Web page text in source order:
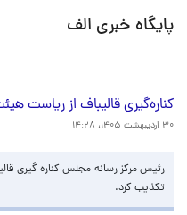
پایگاه خبری الف
کناره‌گیری قالیباف از ریاست
۳۰ اردیبهشت ۱۴۰۵، ۱۴:۲۸
رئیس مرکز رسانه مجلس کناره گیری
تکذیب کرد.